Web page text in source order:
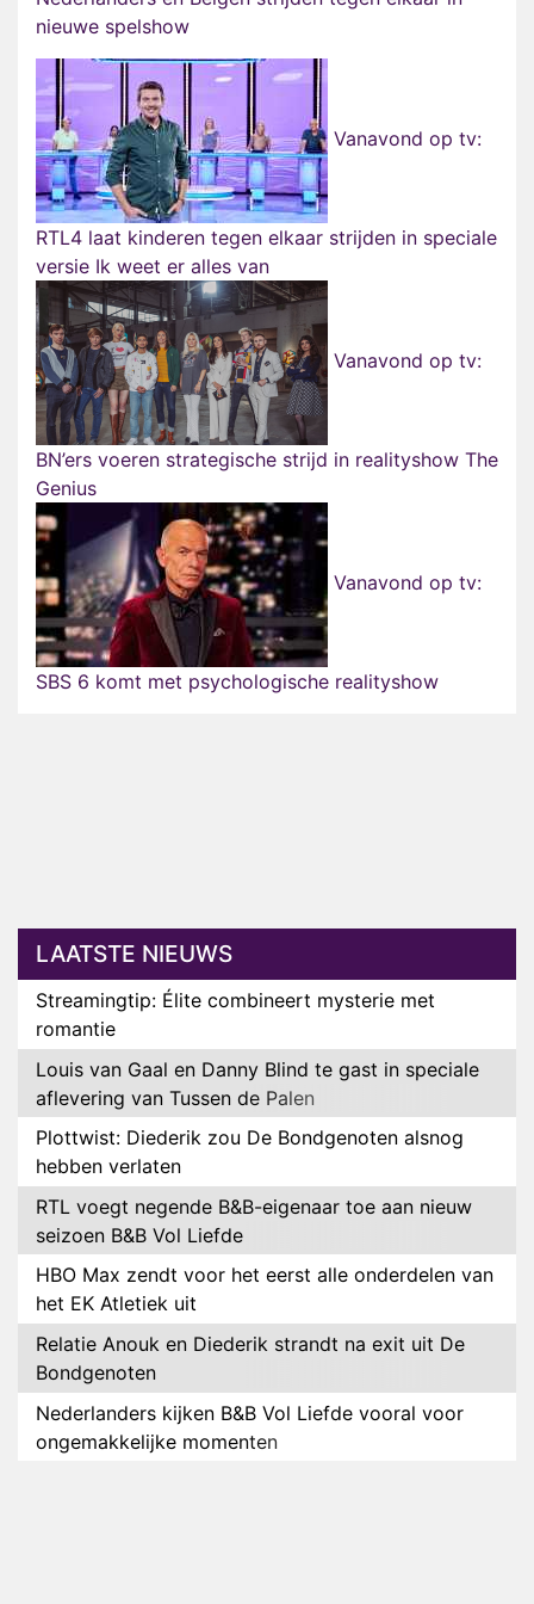
nieuwe spelshow
Vanavond op tv:
RTL4 laat kinderen tegen elkaar strijden in speciale
versie Ik weet er alles van
Vanavond op tv:
BN’ers voeren strategische strijd in realityshow The
Genius
Vanavond op tv:
SBS 6 komt met psychologische realityshow
LAATSTE NIEUWS
Streamingtip: Élite combineert mysterie met
romantie
Louis van Gaal en Danny Blind te gast in speciale
aflevering van Tussen de Palen
Plottwist: Diederik zou De Bondgenoten alsnog
hebben verlaten
RTL voegt negende B&B-eigenaar toe aan nieuw
seizoen B&B Vol Liefde
HBO Max zendt voor het eerst alle onderdelen van
het EK Atletiek uit
Relatie Anouk en Diederik strandt na exit uit De
Bondgenoten
Nederlanders kijken B&B Vol Liefde vooral voor
ongemakkelijke momenten